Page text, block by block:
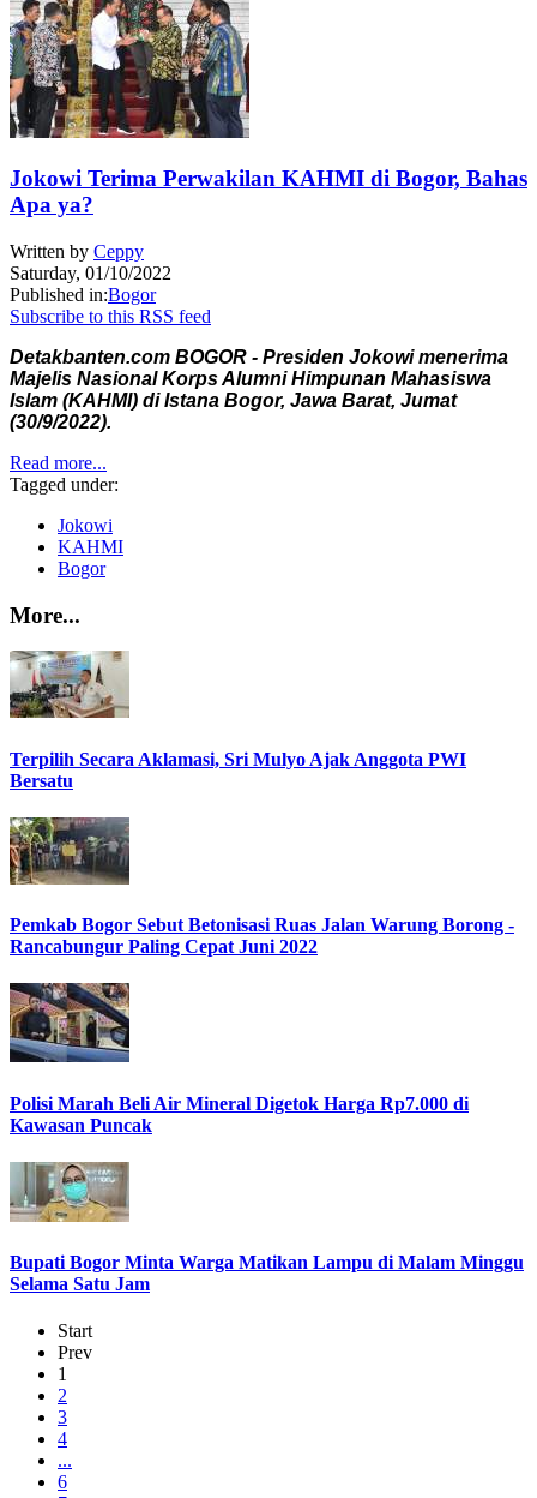
Jokowi Terima Perwakilan KAHMI di Bogor, Bahas
Apa ya?
Written by Ceppy
Saturday, 01/10/2022
Published in:Bogor
Subscribe to this RSS feed
Detakbanten.com BOGOR - Presiden Jokowi menerima
Majelis Nasional Korps Alumni Himpunan Mahasiswa
Islam (KAHMI) di Istana Bogor, Jawa Barat, Jumat
(30/9/2022).
Read more...
Tagged under:
Jokowi
KAHMI
Bogor
More...
Terpilih Secara Aklamasi, Sri Mulyo Ajak Anggota PWI
Bersatu
Pemkab Bogor Sebut Betonisasi Ruas Jalan Warung Borong -
Rancabungur Paling Cepat Juni 2022
Polisi Marah Beli Air Mineral Digetok Harga Rp7.000 di
Kawasan Puncak
Bupati Bogor Minta Warga Matikan Lampu di Malam Minggu
Selama Satu Jam
Start
Prev
1
2
3
4
...
6